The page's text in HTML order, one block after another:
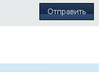
Отправить